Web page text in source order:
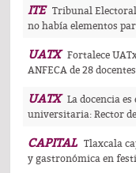
ITE
Tribunal
no había elementos
UATX
Fortalece
ANFECA de 28
UATX
La docencia
universitaria: Rector
CAPITAL
Tlaxcala
y gastronómica en